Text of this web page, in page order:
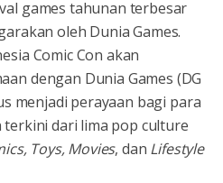
games tahunan terbesar
oleh Dunia Games.
Comic Con akan
dengan Dunia Games (DG
menjadi perayaan bagi para
dari lima pop culture
Toys, Movies, dan Lifestyle